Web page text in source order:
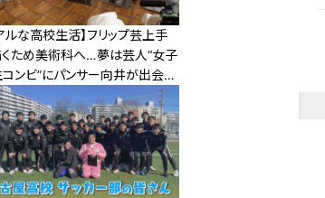
アルな高校生活】フリップ芸上手
くため美術科へ…夢は芸人“女子
ンビ”にパンサー向井が出会っ